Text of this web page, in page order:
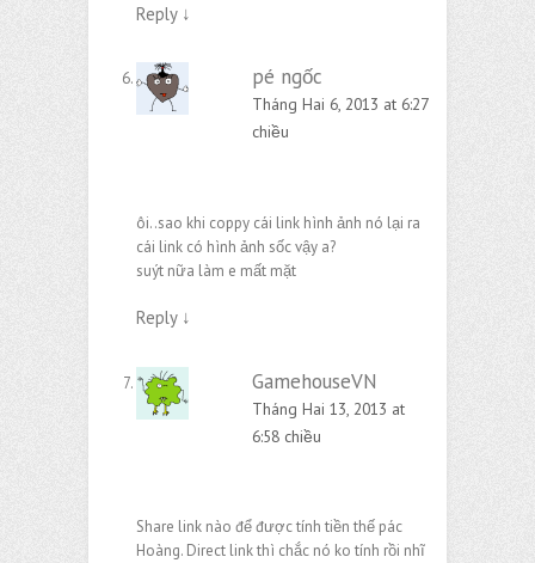
Reply ↓
pé ngốc
Tháng Hai 6, 2013 at 6:27
chiều
ôi..sao khi coppy cái link hình ảnh nó lại ra
cái link có hình ảnh sốc vậy a?
suýt nữa làm e mất mặt
Reply ↓
GamehouseVN
Tháng Hai 13, 2013 at
6:58 chiều
Share link nào để được tính tiền thế pác
Hoàng. Direct link thì chắc nó ko tính rồi nhĩ